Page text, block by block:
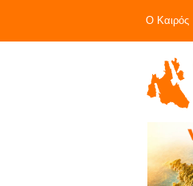
Ο Καιρός